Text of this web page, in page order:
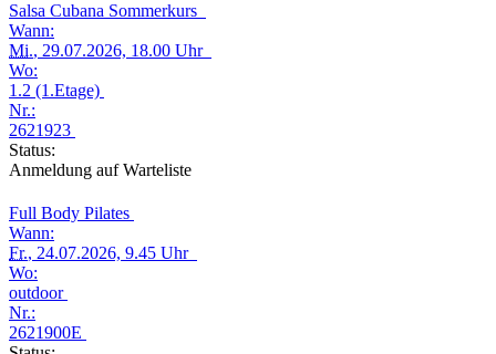
Salsa Cubana Sommerkurs
Wann:
Mi., 29.07.2026, 18.00 Uhr
Wo:
1.2 (1.Etage)
Nr.:
2621923
Status:
Anmeldung auf Warteliste
Full Body Pilates
Wann:
Fr., 24.07.2026, 9.45 Uhr
Wo:
outdoor
Nr.:
2621900E